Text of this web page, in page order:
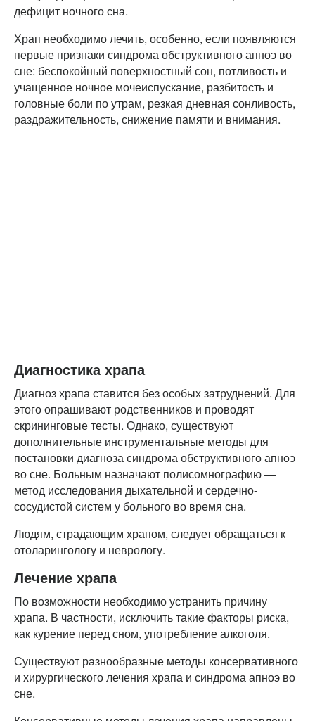
дефицит ночного сна.
Храп необходимо лечить, особенно, если появляются
первые признаки синдрома обструктивного апноэ во
сне: беспокойный поверхностный сон, потливость и
учащенное ночное мочеиспускание, разбитость и
головные боли по утрам, резкая дневная сонливость,
раздражительность, снижение памяти и внимания.
Диагностика храпа
Диагноз храпа ставится без особых затруднений. Для
этого опрашивают родственников и проводят
скрининговые тесты. Однако, существуют
дополнительные инструментальные методы для
постановки диагноза синдрома обструктивного апноэ
во сне. Больным назначают полисомнографию —
метод исследования дыхательной и сердечно-
сосудистой систем у больного во время сна.
Людям, страдающим храпом, следует обращаться к
отоларингологу и неврологу.
Лечение храпа
По возможности необходимо устранить причину
храпа. В частности, исключить такие факторы риска,
как курение перед сном, употребление алкоголя.
Существуют разнообразные методы консервативного
и хирургического лечения храпа и синдрома апноэ во
сне.